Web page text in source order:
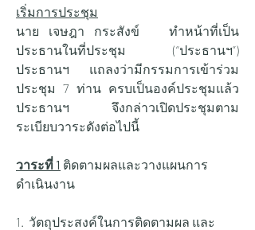
เริ่มการประชุม
นาย เจษฎา กระสังข์   ทำหน้าที่เป็น
ประธานในที่ประชุม (“ประธานฯ”)
ประธานฯ แถลงว่ามีกรรมการเข้าร่วม
ประชุม 7 ท่าน ครบเป็นองค์ประชุมแล้ว
ประธานฯ จึงกล่าวเปิดประชุมตาม
ระเบียบวาระดังต่อไปนี้
วาระที่ 1 ติดตามผลและวางแผนการ
ดำเนินงาน
1.  วัตถุประสงค์ในการติดตามผล และ